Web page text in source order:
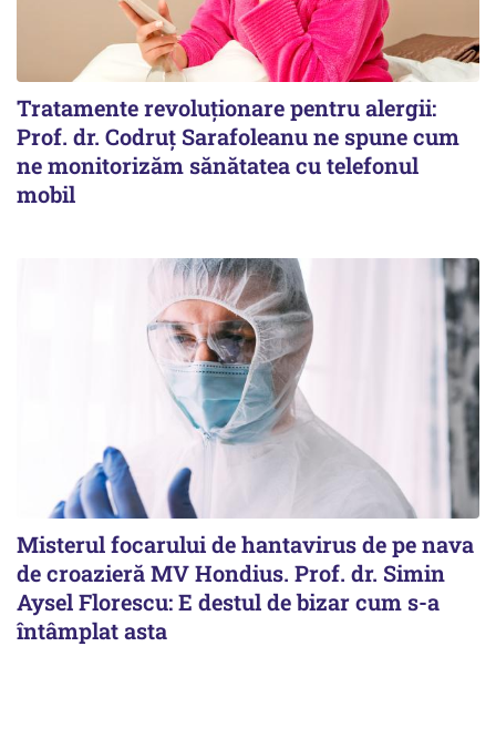
Tratamente revoluționare pentru alergii:
Prof. dr. Codruț Sarafoleanu ne spune cum
ne monitorizăm sănătatea cu telefonul
mobil
Misterul focarului de hantavirus de pe nava
de croazieră MV Hondius. Prof. dr. Simin
Aysel Florescu: E destul de bizar cum s-a
întâmplat asta